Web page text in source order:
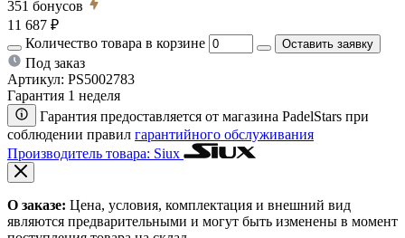
351 бонусов
11 687 ₽
Количество товара в корзине
Оставить заявку
Под заказ
Артикул: PS5002783
Гарантия 1 неделя
Гарантия предоставляется от магазина PadelStars при
соблюдении правил гарантийного обслуживания
Производитель товара: Siux
О заказе: Цена, условия, комплектация и внешний вид
являются предварительными и могут быть изменены в момент